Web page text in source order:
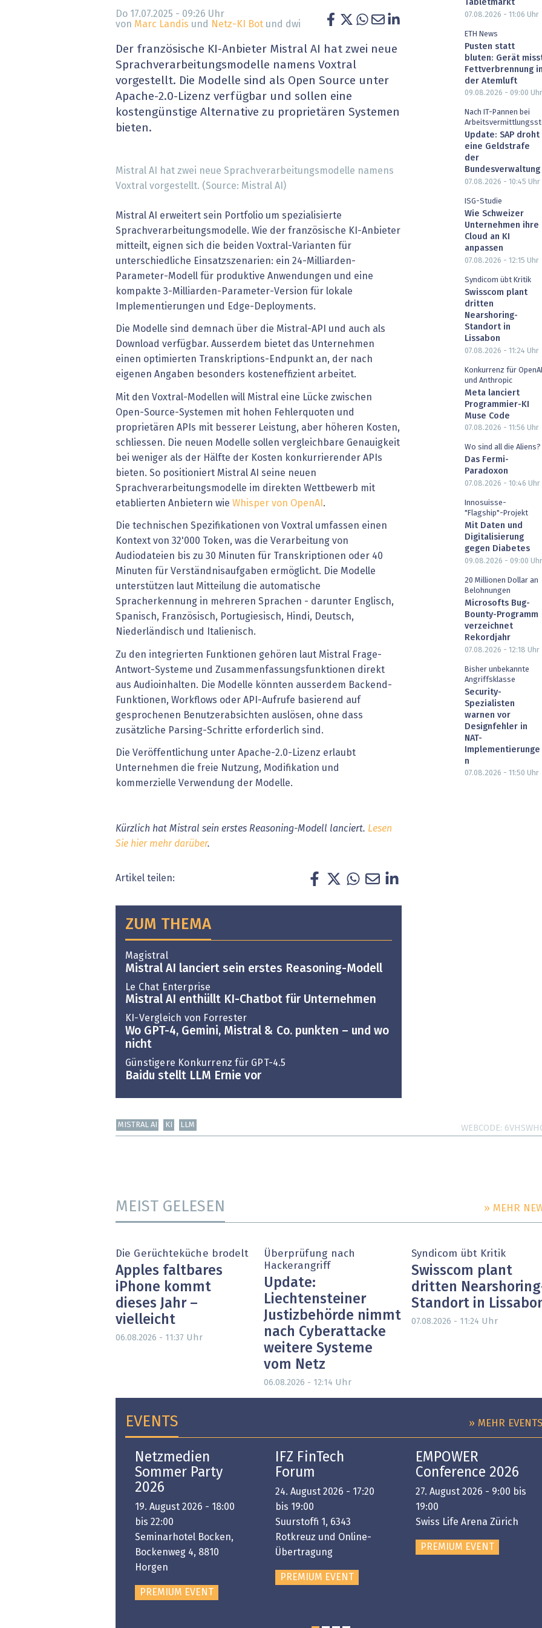
» alle News Gesundheit wird digital
Blockchain
EU-DSGVO
XaaS, Managed Services & Co.
IT for Health
Artificial Intelligence
Professional AV & Digital Signage
Do 17.07.2025 - 09:26 Uhr
von Marc Landis und Netz-KI Bot und dwi
Der französische KI-Anbieter Mistral AI hat zwei neue
Sprachverarbeitungsmodelle namens Voxtral
vorgestellt. Die Modelle sind als Open Source unter
Apache-2.0-Lizenz verfügbar und sollen eine
kostengünstige Alternative zu proprietären Systemen
bieten.
Mistral AI hat zwei neue Sprachverarbeitungsmodelle namens
Voxtral vorgestellt. (Source: Mistral AI)
Mistral AI erweitert sein Portfolio um spezialisierte
Sprachverarbeitungsmodelle. Wie der französische KI-Anbieter
mitteilt, eignen sich die beiden Voxtral-Varianten für
unterschiedliche Einsatzszenarien: ein 24-Milliarden-
Parameter-Modell für produktive Anwendungen und eine
kompakte 3-Milliarden-Parameter-Version für lokale
Implementierungen und Edge-Deployments.
Die Modelle sind demnach über die Mistral-API und auch als
Download verfügbar. Ausserdem bietet das Unternehmen
einen optimierten Transkriptions-Endpunkt an, der nach
eigenen Angaben besonders kosteneffizient arbeitet.
Mit den Voxtral-Modellen will Mistral eine Lücke zwischen
Open-Source-Systemen mit hohen Fehlerquoten und
proprietären APIs mit besserer Leistung, aber höheren Kosten,
schliessen. Die neuen Modelle sollen vergleichbare Genauigkeit
bei weniger als der Hälfte der Kosten konkurrierender APIs
bieten. So positioniert Mistral AI seine neuen
Sprachverarbeitungsmodelle im direkten Wettbewerb mit
etablierten Anbietern wie Whisper von OpenAI .
Die technischen Spezifikationen von Voxtral umfassen einen
Kontext von 32'000 Token, was die Verarbeitung von
Audiodateien bis zu 30 Minuten für Transkriptionen oder 40
Minuten für Verständnisaufgaben ermöglicht. Die Modelle
unterstützen laut Mitteilung die automatische
Spracherkennung in mehreren Sprachen - darunter Englisch,
Spanisch, Französisch, Portugiesisch, Hindi, Deutsch,
Niederländisch und Italienisch.
Zu den integrierten Funktionen gehören laut Mistral Frage-
Antwort-Systeme und Zusammenfassungsfunktionen direkt
aus Audioinhalten. Die Modelle könnten ausserdem Backend-
Funktionen, Workflows oder API-Aufrufe basierend auf
gesprochenen Benutzerabsichten auslösen, ohne dass
zusätzliche Parsing-Schritte erforderlich sind.
Die Veröffentlichung unter Apache-2.0-Lizenz erlaubt
Unternehmen die freie Nutzung, Modifikation und
kommerzielle Verwendung der Modelle.
Kürzlich hat Mistral sein erstes Reasoning-Modell lanciert. Lesen
Sie hier mehr darüber.
Artikel teilen:
ZUM THEMA
Magistral
Mistral AI lanciert sein erstes Reasoning-Modell
Le Chat Enterprise
Mistral AI enthüllt KI-Chatbot für Unternehmen
KI-Vergleich von Forrester
Wo GPT-4, Gemini, Mistral & Co. punkten – und wo
nicht
Günstigere Konkurrenz für GPT-4.5
Baidu stellt LLM Ernie vor
Tabletmarkt
07.08.2026 - 11:06 Uhr
ETH News
Pusten statt
bluten: Gerät
Fettverbrennung in
der Atemluft
09.08.2026 - 09:00 Uhr
Nach IT-Pannen bei
Update: SAP droht
eine Geldstrafe
der
Bundesverwaltung
07.08.2026 - 10:45 Uhr
ISG-Studie
Wie Schweizer
Unternehmen ihre
Cloud an KI
anpassen
07.08.2026 - 12:15 Uhr
Syndicom übt Kritik
Swisscom plant
dritten
Nearshoring-
Standort in
Lissabon
07.08.2026 - 11:24 Uhr
Konkurrenz für OpenAI
und Anthropic
Meta lanciert
Programmier-KI
Muse Code
07.08.2026 - 11:56 Uhr
Wo sind all die Aliens?
Das Fermi-
Paradoxon
07.08.2026 - 10:46 Uhr
Innosuisse-
"Flagship"-Projekt
Mit Daten und
Digitalisierung
gegen Diabetes
09.08.2026 - 09:00 Uhr
20 Millionen Dollar an
Belohnungen
Microsofts Bug-
Bounty-Programm
verzeichnet
Rekordjahr
07.08.2026 - 12:18 Uhr
Bisher unbekannte
Angriffsklasse
Security-
Spezialisten
warnen vor
Designfehler in
NAT-
Implementierunge
n
07.08.2026 - 11:50 Uhr
MISTRAL AI KI LLM WEBCODE
MEIST GELESEN » MEHR
Die Gerüchteküche brodelt
Apples faltbares
iPhone kommt
dieses Jahr –
vielleicht
06.08.2026 - 11:37 Uhr
Überprüfung nach
Hackerangriff
Update:
Liechtensteiner
Justizbehörde nimmt
nach Cyberattacke
weitere Systeme
vom Netz
06.08.2026 - 12:14 Uhr
Syndicom übt Kritik
Swisscom plant
dritten
Standort in
07.08.2026 - 11:24 Uhr
EVENTS » MEHR EVENTS
Netzmedien
Sommer Party
2026
19. August 2026 - 18:00
bis 22:00
Seminarhotel Bocken,
Bockenweg 4, 8810
Horgen
PREMIUM EVENT
IFZ FinTech
Forum
24. August 2026 - 17:20
bis 19:00
Suurstoffi 1, 6343
Rotkreuz und Online-
Übertragung
PREMIUM EVENT
EMPOWER
Conference 2026
27. August 2026 - 9:00 bis
19:00
Swiss Life Arena Zürich
PREMIUM EVENT